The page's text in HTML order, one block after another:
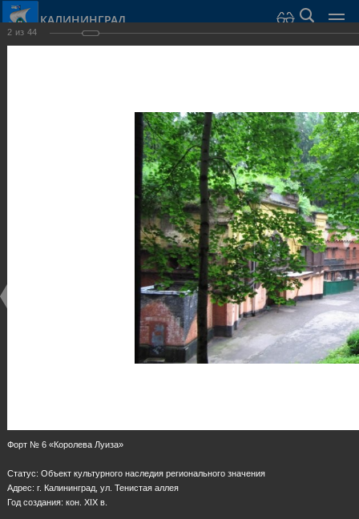
КАЛИНИНГРАД
Оборонительные сооружения и городские ворота
Оборонительные сооружения и городские ворота
2 из 44
Форт № 6 «Королева Луиза»
Статус: Объект культурного наследия регионального значения
Адрес: г. Калининград, ул. Тенистая аллея
Год создания: кон. ХIХ в.